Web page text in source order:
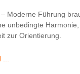
Moderne Führung
unbedingte
zur Orientierung.